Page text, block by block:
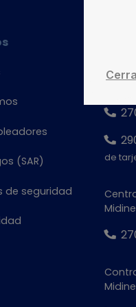
(SAR)
de seguridad
de